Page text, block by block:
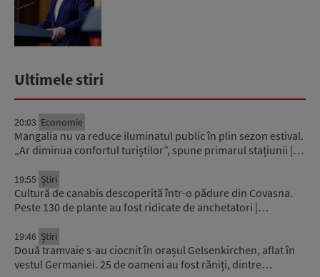
Ultimele stiri
20:03 Economie
Mangalia nu va reduce iluminatul public în plin sezon estival.
„Ar diminua confortul turiștilor”, spune primarul stațiunii |…
19:55 Știri
Cultură de canabis descoperită într-o pădure din Covasna.
Peste 130 de plante au fost ridicate de anchetatori |…
19:46 Știri
Două tramvaie s-au ciocnit în orașul Gelsenkirchen, aflat în
vestul Germaniei. 25 de oameni au fost răniți, dintre…